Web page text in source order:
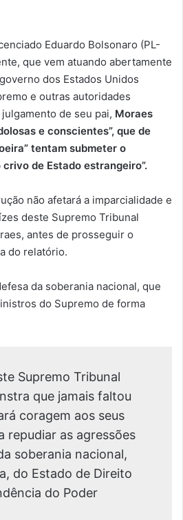
Eduardo Bolsonaro (PL-
que vem atuando abertamente
dos Estados Unidos
e outras autoridades
de seu pai, Moraes
e conscientes”, que de
tentam submeter o
de Estado estrangeiro”.
não afetará a imparcialidade e
deste Supremo Tribunal
antes de prosseguir o
do relatório.
da soberania nacional, que
do Supremo de forma
Supremo Tribunal
que jamais faltou
coragem aos seus
repudiar as agressões
soberania nacional,
do Estado de Direito
do Poder